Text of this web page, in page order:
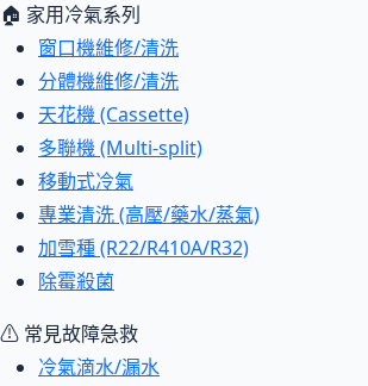
🏠 家用冷氣系列
窗口機維修/清洗
分體機維修/清洗
天花機 (Cassette)
多聯機 (Multi-split)
移動式冷氣
專業清洗 (高壓/藥水/蒸氣)
加雪種 (R22/R410A/R32)
除霉殺菌
⚠ 常見故障急救
冷氣滴水/漏水